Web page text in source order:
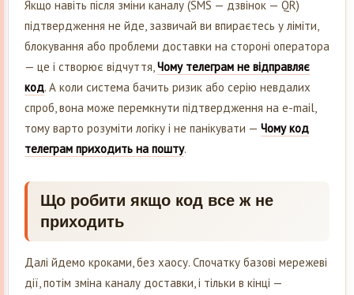
Якщо навіть після зміни каналу (SMS — дзвінок — QR)
підтвердження не йде, зазвичай ви впираєтесь у ліміти,
блокування або проблеми доставки на стороні оператора
— це і створює відчуття,Чому телеграм не відправляє
код. А коли система бачить ризик або серію невдалих
спроб, вона може перемкнути підтвердження на e-mail,
тому варто розуміти логіку і не панікувати — Чому код
телеграм приходить на пошту.
Що робити якщо код все ж не
приходить
Далі йдемо кроками, без хаосу. Спочатку базові мережеві
дії, потім зміна каналу доставки, і тільки в кінці —